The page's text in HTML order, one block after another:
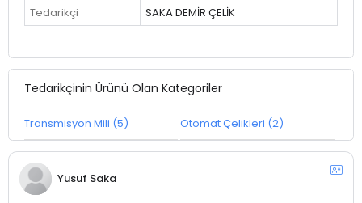
Tedarikçi
SAKA DEMİR ÇELİK
Tedarikçinin Ürünü Olan Kategoriler
Transmisyon Mili (5) Otomat Çelikleri (2)
Yusuf Saka